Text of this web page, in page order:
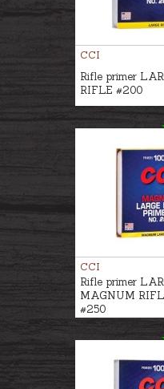
CCI
Rifle primer
RIFLE #200
CCI
Rifle primer
MAGNUM
#250